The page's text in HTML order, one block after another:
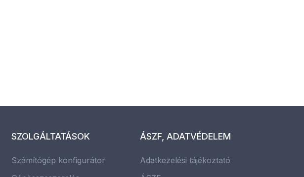
SZOLGÁLTATÁSOK
Számítógép konfigurátor
ÁSZF, ADATVÉDELEM
Adatkezelési tájékoztató